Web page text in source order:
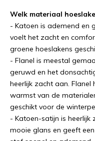
Welk materiaal
- Katoen is ademend en
voelt het zacht en
groene hoeslakens
- Flanel is meestal
geruwd en het
heerlijk zacht aan.
warmst van de
geschikt voor de
- Katoen-satijn is heerlijk
mooie glans en geeft